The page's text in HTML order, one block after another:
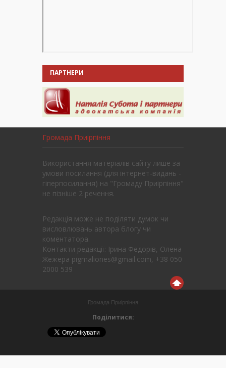
ПАРТНЕРИ
Громада Приірпіння
Використання матеріалів сайту лише за
умови посилання (для інтернет-видань -
гіперпосилання) на "Громаду Приірпіння"
не пізніше 2 речення.
Редакція може не поділяти думок чи
висловлювань автора блогу чи
коментатора.
Контакти редакції: Ірина Федорів, Олена
Жежера pigmaliones@gmail.com, +38 050
2000 539
Громада Приірпіння
Поділитися: